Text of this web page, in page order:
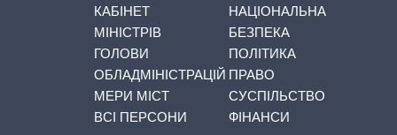
КАБІНЕТ
МІНІСТРІВ
ГОЛОВИ
ОБЛАДМІНІСТРАЦІЙ
МЕРИ МІСТ
ВСІ ПЕРСОНИ
НАЦІОНАЛЬНА
БЕЗПЕКА
ПОЛІТИКА
ПРАВО
СУСПІЛЬСТВО
ФІНАНСИ